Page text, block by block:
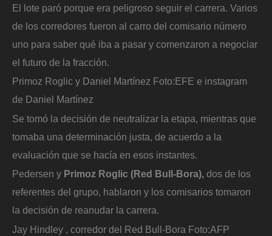
El lote paró porque era peligroso seguir el carrera. Varios
de los corredores fueron al carro del comisario número
uno para saber qué iba a pasar y comenzaron a negociar
el futuro de la fracción.
Primoz Roglic y Daniel Martínez Foto:EFE e instagram
de Daniel Martínez
Se tomó la decisión de neutralizar la etapa, mientras que
tomaba una determinación justa, de acuerdo a la
evaluación que se hacía en esos instantes.
Pedersen y Primoz Roglic (Red Bull-Bora), dos de los
referentes del grupo, hablaron y los comisarios tomaron
la decisión de reanudar la carrera.
Jay Hindley , corredor del Red Bull-Bora Foto:AFP